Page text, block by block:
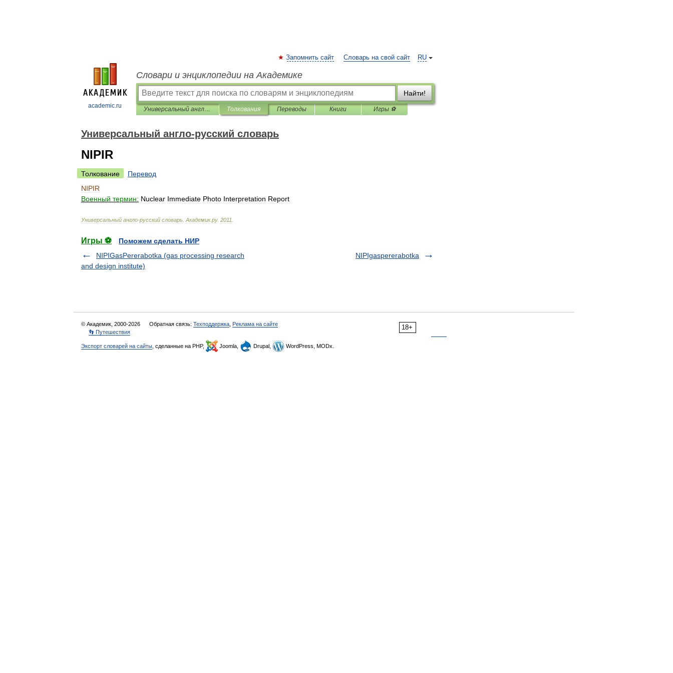
academic.ru
RU
Запомнить сайт Словарь на свой сайт
Словари и энциклопедии на Академике
Найти!
Универсальный англо-русский словарь Толкования Переводы Книги Игры ⚽
Универсальный англо-русский словарь
NIPIR
Толкование
Перевод
NIPIR
Военный термин: Nuclear Immediate Photo Interpretation Report
Универсальный англо-русский словарь Академик.ру. 2011
Игры ⚽
Поможем сделать НИР
NIPIGasPererabotka (gas processing research
and design institute)
NIPIgaspererabotka
18+
© Академик, 2000-2026 Обратная связь: Техподдержка Реклама на сайте
👣 Путешествия
Экспорт словарей на сайты , сделанные на PHP, Joomla, Drupal, WordPress, MODx.